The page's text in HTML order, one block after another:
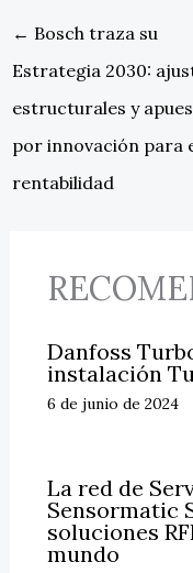
← Bosch traza su
Estrategia 2030:
estructurales y
por innovación para
rentabilidad
Danfoss
instalación
6 de junio de 2024
La red de
Sensormatic
soluciones
mundo